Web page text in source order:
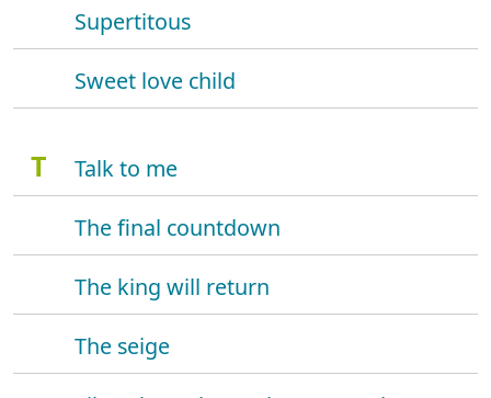
Supertitous
Sweet love child
T
Talk to me
The final countdown
The king will return
The seige